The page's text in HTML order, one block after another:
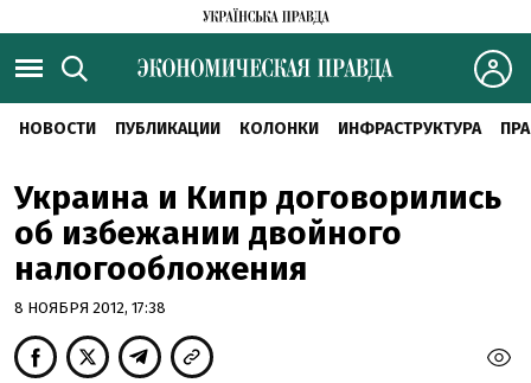
НОВОСТИ ПУБЛИКАЦИИ КОЛОНКИ ИНФРАСТРУКТУРА
Украина и Кипр договорились
об избежании двойного
налогообложения
8 НОЯБРЯ 2012, 17:38